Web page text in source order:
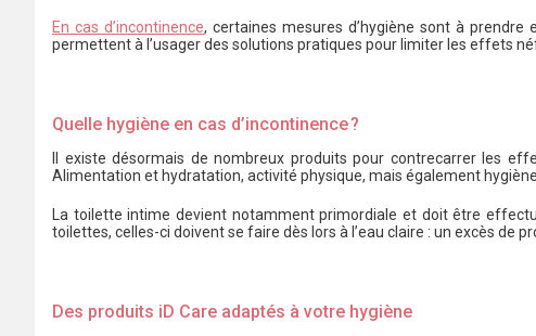
En cas d’incontinence, certaines mesures d’hygiène sont à prendre
permettent à l’usager des solutions pratiques pour limiter les effets
Quelle hygiène en cas d’incontinence ?
Il existe désormais de nombreux produits pour contrecarrer les
Alimentation et hydratation, activité physique, mais également
La toilette intime devient notamment primordiale et doit être
toilettes, celles-ci doivent se faire dès lors à l’eau claire : un excès de
Des produits iD Care adaptés à votre hygiène